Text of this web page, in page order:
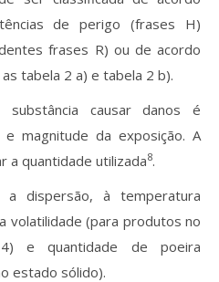
de perigo (frases H)
frases R) ou de acordo
tabela 2 a) e tabela 2 b).
causar danos é
magnitude da exposição. A
a quantidade utilizada8.
dispersão, à temperatura
volatilidade (para produtos no
e quantidade de poeira
estado sólido).